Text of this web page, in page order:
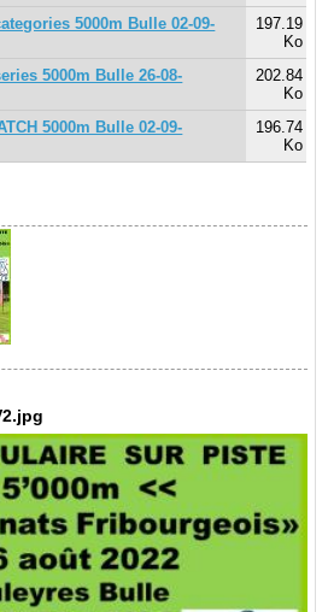
5000m Bulle 02-09-
197.19
Ko
5000m Bulle 26-08-
202.84
Ko
5000m Bulle 02-09-
196.74
Ko